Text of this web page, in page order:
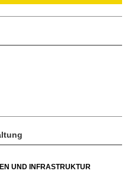
UND INFRASTRUKTUR